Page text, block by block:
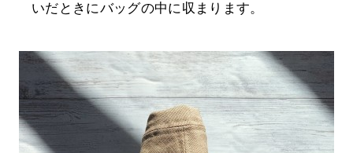
いだときにバッグの中に収まります。